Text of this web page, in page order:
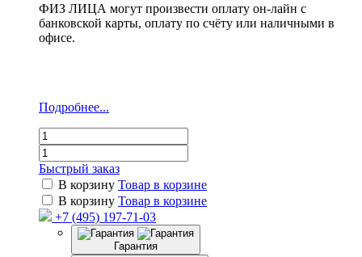
ФИЗ ЛИЦА могут произвести оплату он-лайн с
банковской карты, оплату по счёту или наличными в
офисе.
Подробнее...
Быстрый заказ
В корзину Товар в корзине
В корзину Товар в корзине
+7 (495) 197-71-03
Гарантия